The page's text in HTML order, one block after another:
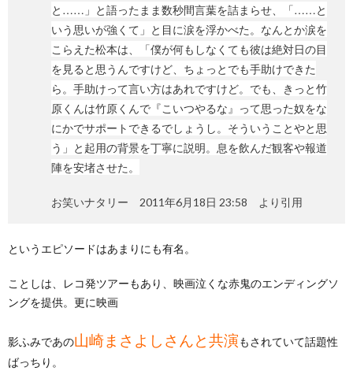
と……」と語ったまま数秒間言葉を詰まらせ、「……と
いう思いが強くて」と目に涙を浮かべた。なんとか涙を
こらえた松本は、「僕が何もしなくても彼は絶対日の目
を見ると思うんですけど、ちょっとでも手助けできた
ら。手助けって言い方はあれですけど。でも、きっと竹
原くんは竹原くんで『こいつやるな』って思った奴をな
にかでサポートできるでしょうし。そういうことやと思
う」と起用の背景を丁寧に説明。息を飲んだ観客や報道
陣を安堵させた。
お笑いナタリー 2011年6月18日 23:58 より引用
というエピソードはあまりにも有名。
ことしは、レコ発ツアーもあり、映画泣くな赤鬼のエンディングソ
ングを提供。更に映画
影ふみであの山崎まさよしさんと共演もされていて話題性
ばっちり。